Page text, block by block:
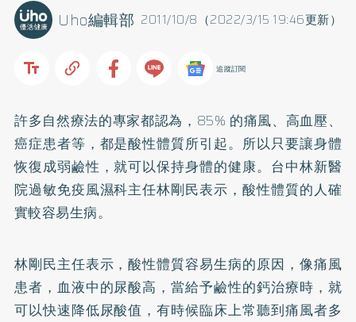
2011/10/8（2022/3/15 19:46更新）
Uho編輯部
追蹤訂閱
許多自然療法的專家都認為，85% 的痛風、 高血壓、
癌症患者等，都是酸性體質所引起。所以只要讓身體
恢復成弱鹼性，就可以保持身體的健康。台中林新醫
院過敏免疫風濕科主任林剛民表示，酸性體質的人確
實較容易生病。
林剛民主任表示，酸性體質容易生病的原因，像痛風
患者，血液中的尿酸高，當給予鹼性的鈣治療時，就
可以快速降低尿酸值，有時候臨床上常聽到痛風者多